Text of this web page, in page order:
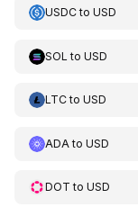
USDCto USD
SOL to USD
LTCto USD
ADA to USD
DOT to USD